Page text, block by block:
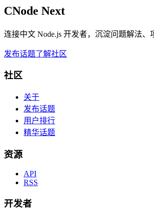
CNode Next
连接中文 Node.js 开发者，沉淀问题解法、
发布话题了解社区
社区
关于
发布话题
用户排行
精华话题
资源
API
RSS
开发者